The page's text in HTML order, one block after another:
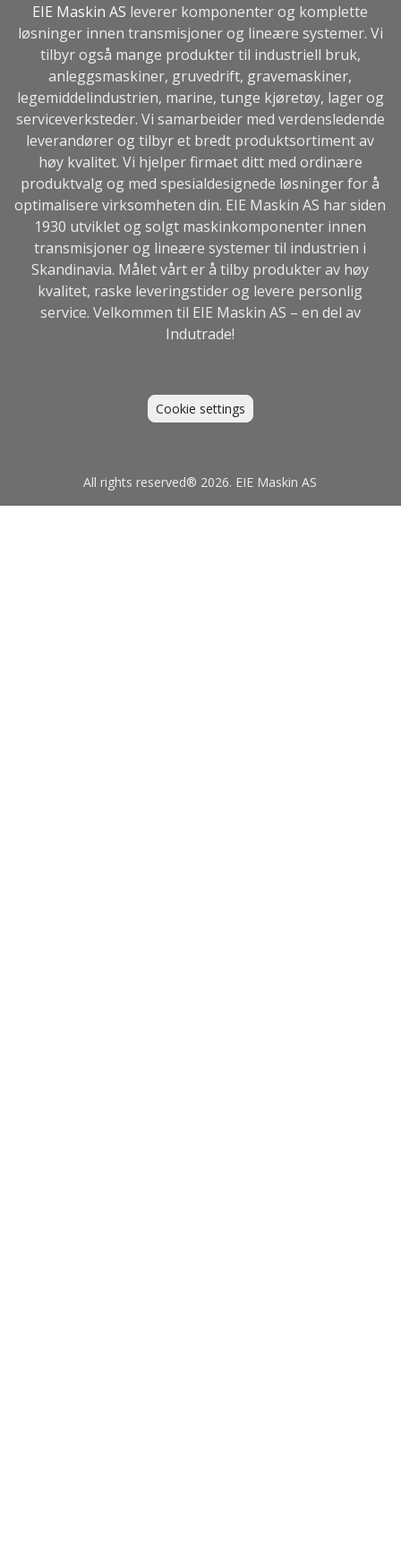
EIE Maskin AS leverer komponenter og komplette
løsninger innen transmisjoner og lineære systemer. Vi
tilbyr også mange produkter til industriell bruk,
anleggsmaskiner, gruvedrift, gravemaskiner,
legemiddelindustrien, marine, tunge kjøretøy, lager og
serviceverksteder. Vi samarbeider med verdensledende
leverandører og tilbyr et bredt produktsortiment av
høy kvalitet. Vi hjelper firmaet ditt med ordinære
produktvalg og med spesialdesignede løsninger for å
optimalisere virksomheten din. EIE Maskin AS har siden
1930 utviklet og solgt maskinkomponenter innen
transmisjoner og lineære systemer til industrien i
Skandinavia. Målet vårt er å tilby produkter av høy
kvalitet, raske leveringstider og levere personlig
service. Velkommen til EIE Maskin AS – en del av
Indutrade!
Cookie settings
All rights reserved® 2026. EIE Maskin AS